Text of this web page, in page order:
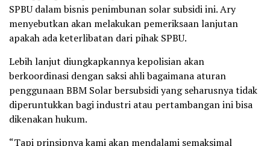
SPBU dalam bisnis penimbunan solar subsidi ini. Ary
menyebutkan akan melakukan pemeriksaan lanjutan
apakah ada keterlibatan dari pihak SPBU.
Lebih lanjut diungkapkannya kepolisian akan
berkoordinasi dengan saksi ahli bagaimana aturan
penggunaan BBM Solar bersubsidi yang seharusnya tidak
diperuntukkan bagi industri atau pertambangan ini bisa
dikenakan hukum.
“Tapi prinsipnya kami akan mendalami semaksimal